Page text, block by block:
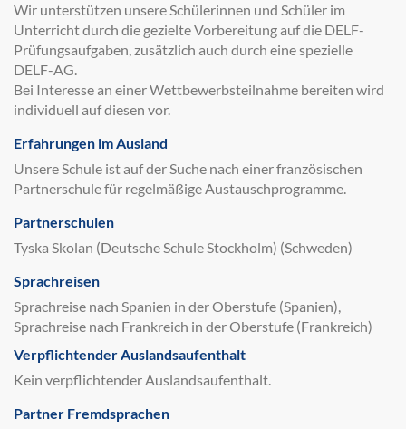
Wir unterstützen unsere Schülerinnen und Schüler im
Unterricht durch die gezielte Vorbereitung auf die DELF-
Prüfungsaufgaben, zusätzlich auch durch eine spezielle
DELF-AG.
Bei Interesse an einer Wettbewerbsteilnahme bereiten wird
individuell auf diesen vor.
Erfahrungen im Ausland
Unsere Schule ist auf der Suche nach einer französischen
Partnerschule für regelmäßige Austauschprogramme.
Partnerschulen
Tyska Skolan (Deutsche Schule Stockholm) (Schweden)
Sprachreisen
Sprachreise nach Spanien in der Oberstufe (Spanien),
Sprachreise nach Frankreich in der Oberstufe (Frankreich)
Verpflichtender Auslandsaufenthalt
Kein verpflichtender Auslandsaufenthalt.
Partner Fremdsprachen